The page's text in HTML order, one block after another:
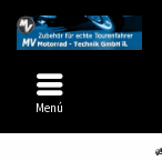
Menú